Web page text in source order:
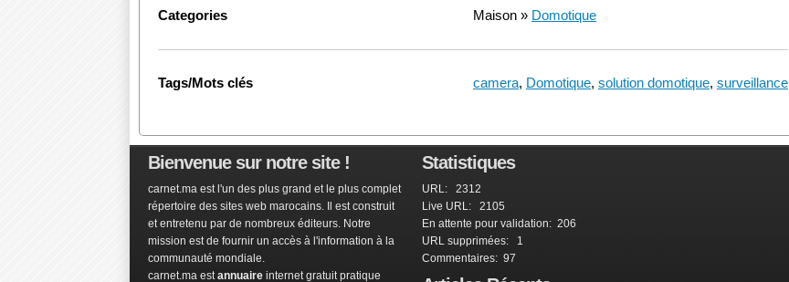
Categories Maison » Domotique
Tags/Mots clés camera, Domotique, solution domotique, surveillance
Bienvenue sur notre site !
carnet.ma est l'un des plus grand et le plus complet
répertoire des sites web marocains. Il est construit
et entretenu par de nombreux éditeurs. Notre
mission est de fournir un accès à l'information à la
communauté mondiale.
carnet.ma estannuaire internet gratuit pratique
Statistiques
URL: 2312
Live URL: 2105
En attente pour validation: 206
URL supprimées: 1
Commentaires: 97